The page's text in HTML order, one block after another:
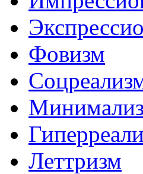
Фовизм
Леттризм